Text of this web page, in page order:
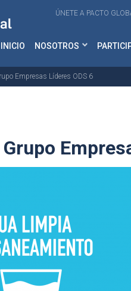
ÚNETE A PACTO
INICIO NOSOTROS
Empresas Líderes ODS 6